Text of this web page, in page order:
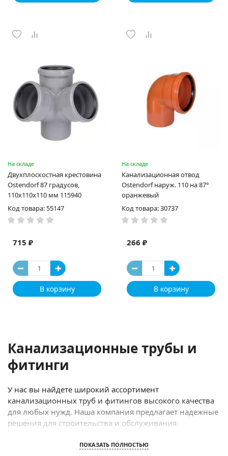
На складе
Двухплоскостная крестовина
Ostendorf 87 градусов,
110х110х110 мм 115940
Код товара: 55147
715 ₽
В корзину
На складе
Канализационная отвод
Ostendorf наруж. 110 на 87°
оранжевый
Код товара: 30737
266 ₽
В корзину
Канализационные трубы и
фитинги
У нас вы найдете широкий ассортимент
канализационных труб и фитингов высокого качества
для любых нужд. Наша компания предлагает надежные
решения для строительства и обслуживания
Мы предлагаем только проверенные временем и
ПОКАЗАТЬ ПОЛНОСТЬЮ